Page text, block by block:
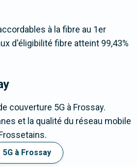
à la fibre au 1er
d'éligibilité fibre atteint 99,43%
couverture 5G à Frossay.
et la qualité du réseau mobile
5G à Frossay